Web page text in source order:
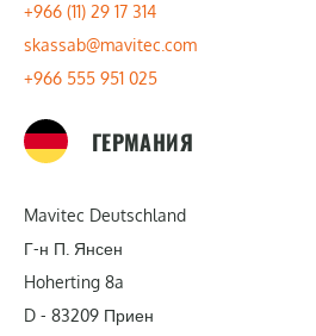
+966 (11) 29 17 314
skassab@mavitec.com
+966 555 951 025
ГЕРМАНИЯ
Mavitec Deutschland
Г-н П. Янсен
Hoherting 8a
D - 83209 Приен